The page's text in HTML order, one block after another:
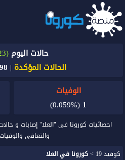
حالات اليوم (5/5/2023)
الحالات المؤكدة |
الوفيات
1
(0.059%)
احصائيات كورونا في "العلا" إصابات و
والتعافي
كوفيد 19
>كورونا في العلا